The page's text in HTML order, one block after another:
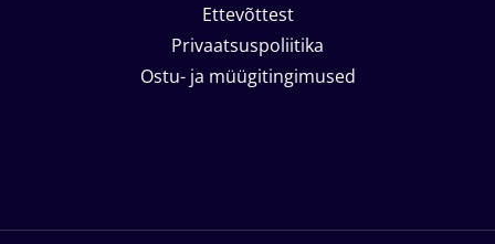
Ettevõttest
Privaatsuspoliitika
Ostu- ja müügitingimused